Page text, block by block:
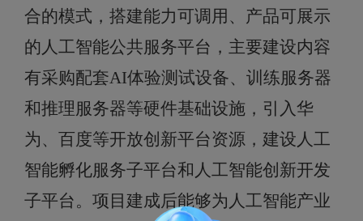
合的模式，搭建能力可调用、产品可展示
的人工智能公共服务平台，主要建设内容
有采购配套AI体验测试设备、训练服务器
和推理服务器等硬件基础设施，引入华
为、百度等开放创新平台资源，建设人工
智能孵化服务子平台和人工智能创新开发
子平台。项目建成后能够为人工智能产业